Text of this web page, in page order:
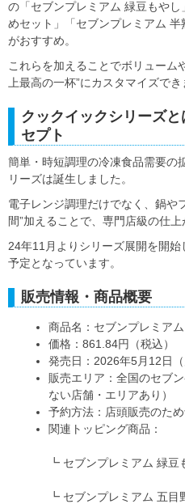
の「セブンプレミアム 緑豆もや
めセット」「セブンプレミアム
がおすすめ。
これらを加えることでボリューム
上最高の一杯”にカスタマイズでき
クックイックシリーズ
セプト
簡単・時短調理の冷凍食品需要の
リーズは誕生しました。
電子レンジ調理だけでなく、鍋や
間”加えることで、専門店級の仕
24年11月よりシリーズ展開を開
予定となっています。
販売情報・商品概要
商品名：セブンプレミア
価格：861.84円（税込）
発売日：2026年5月12日
販売エリア：全国のセブ
ない店舗・エリアあり）
予約方法：店頭販売のた
関連トッピング商品：
┗ セブンプレミアム 緑豆
┗ セブンプレミアム 五目